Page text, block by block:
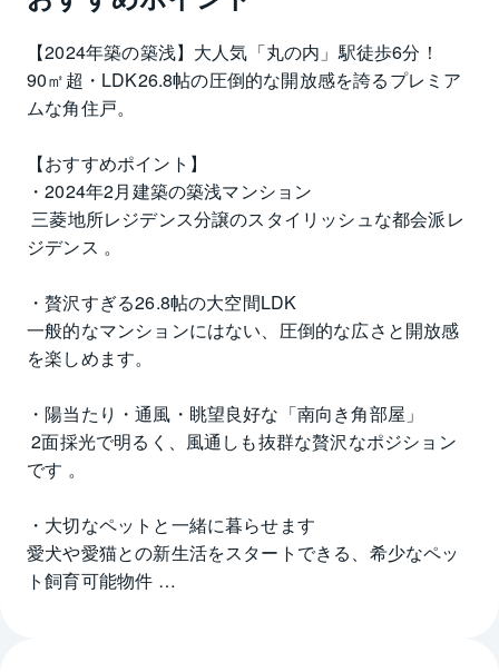
【2024年築の築浅】大人気「丸の内」駅徒歩6分！
90㎡超・LDK26.8帖の圧倒的な開放感を誇るプレミア
ムな角住戸。
【おすすめポイント】
・2024年2月建築の築浅マンション
三菱地所レジデンス分譲のスタイリッシュな都会派レ
ジデンス 。
・贅沢すぎる26.8帖の大空間LDK
一般的なマンションにはない、圧倒的な広さと開放感
を楽しめます。
・陽当たり・通風・眺望良好な「南向き角部屋」
2面採光で明るく、風通しも抜群な贅沢なポジション
です 。
・大切なペットと一緒に暮らせます
愛犬や愛猫との新生活をスタートできる、希少なペッ
ト飼育可能物件